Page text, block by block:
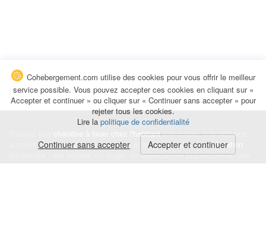
chambre à louer chez l'habitantà la nuitée, à la semaine,
au mois ou à l'année pour de courts et longs séjours, unecolocation
temporaire : des études, un stage, un déplacement professionnel, une
Cohebergement.com utilise des cookies pour vous offrir le meilleur
service possible. Vous pouvez accepter ces cookies en cliquant sur «
Accepter et continuer » ou cliquer sur « Continuer sans accepter » pour
rejeter tous les cookies.
Lire la politique de confidentialité
Continuer sans accepter Accepter et continuer